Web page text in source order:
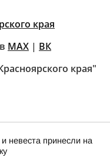
края
MAX | ВК
края"
невеста принесли на